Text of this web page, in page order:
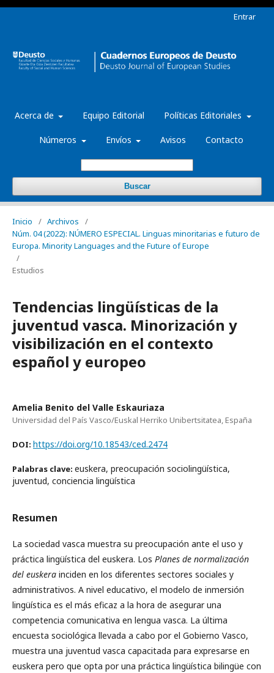
Acerca de Equipo Editorial Políticas Editoriales
Números Envíos Avisos Contacto
Buscar
Entrar
Inicio / Archivos
/
Núm. 04 (2022): NÚMERO ESPECIAL. Linguas minoritarias e futuro de
Europa. Minority Languages and the Future of Europe
/
Estudios
Tendencias lingüísticas de la
juventud vasca. Minorización y
visibilización en el contexto
español y europeo
Amelia Benito del Valle Eskauriaza
Universidad del País Vasco/Euskal Herriko Unibertsitatea, España
DOI: https://doi.org/10.18543/ced.2474
Palabras clave: euskera, preocupación sociolingüística,
juventud, conciencia lingüística
Resumen
La sociedad vasca muestra su preocupación ante el uso y
práctica lingüística del euskera. Los Planes de normalización
del euskera inciden en los diferentes sectores sociales y
administrativos. A nivel educativo, el modelo de inmersión
lingüística es el más eficaz a la hora de asegurar una
competencia comunicativa en lengua vasca. La última
encuesta sociológica llevada a cabo por el Gobierno Vasco,
muestra una juventud vasca capacitada para expresarse en
euskera pero que opta por una práctica lingüística bilingüe con